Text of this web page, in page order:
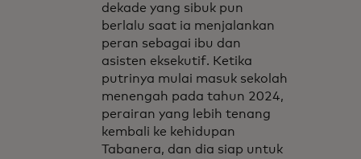
dekade yang sibuk pun
berlalu saat ia menjalankan
peran sebagai ibu dan
asisten eksekutif. Ketika
putrinya mulai masuk sekolah
menengah pada tahun 2024,
perairan yang lebih tenang
kembali ke kehidupan
Tabanera, dan dia siap untuk